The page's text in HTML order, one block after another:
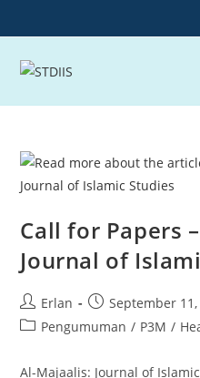
to
content
Call for Papers
Journal of
Post
author:
Erlan
Post
published:
September
PostPengumuman / P3M /
Al-Majaalis: Journal of